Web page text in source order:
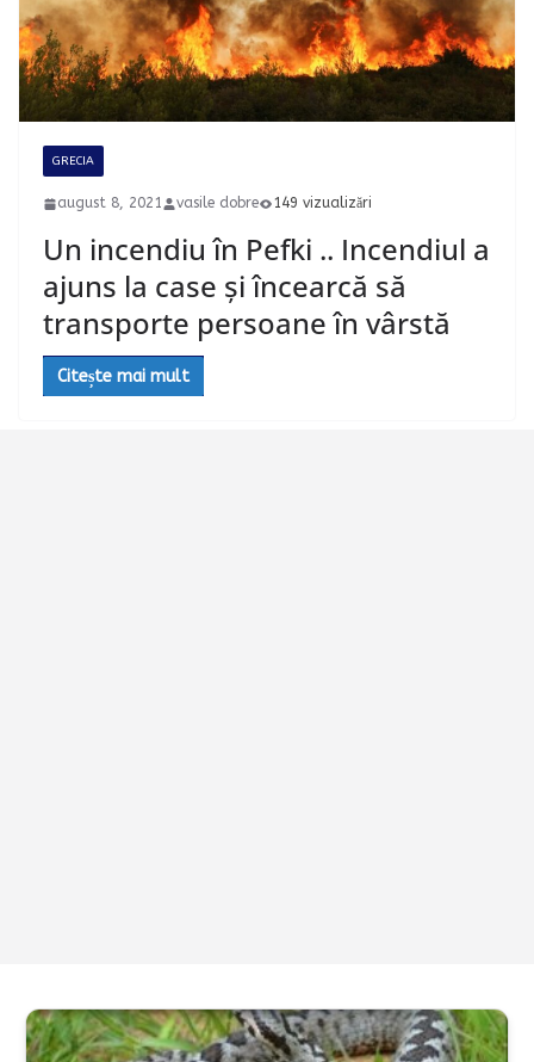
GRECIA
august 8, 2021 vasile dobre 149 vizualizări
Un incendiu în Pefki .. Incendiul a
ajuns la case și încearcă să
transporte persoane în vârstă
Citește mai mult